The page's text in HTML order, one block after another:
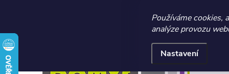
☀️ LETNÍ AKCE
Používáme cookies,
analýze provozu
Nastavení
Přejít
na
obsah
Obchodní podmínky